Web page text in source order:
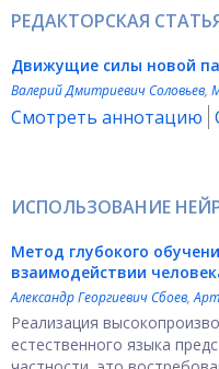
РЕДАКТОРСКАЯ
Движущие силы новой
Валерий Дмитриевич Соловьев,
Смотреть аннотацию
ИСПОЛЬЗОВАНИЕ
Метод глубокого
взаимодействии
Александр Георгиевич Сбоев,
Реализация
естественного языка